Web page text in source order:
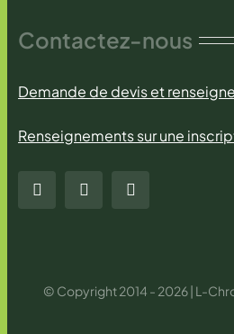
Contactez-nous
Demande de devis et
Renseignements sur une
© Copyright 2014 - 2026 | L-